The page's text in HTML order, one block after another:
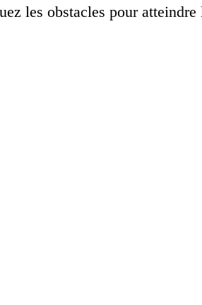
les obstacles pour